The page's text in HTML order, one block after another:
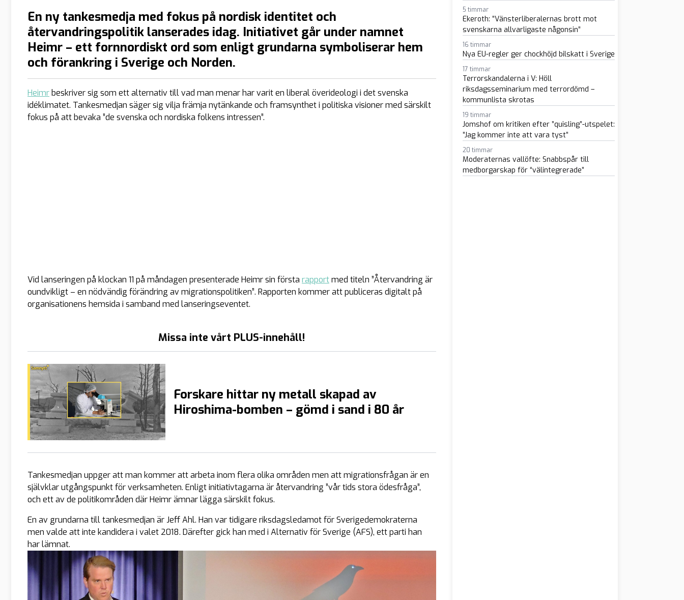
En ny tankesmedja med fokus på nordisk identitet och
återvandringspolitik lanserades idag. Initiativet går under namnet
Heimr – ett fornnordiskt ord som enligt grundarna symboliserar hem
och förankring i Sverige och Norden.
Heimrbeskriver sig som ett alternativ till vad man menar har varit en liberal överideologi i det svenska
idéklimatet. Tankesmedjan säger sig vilja främja nytänkande och framsynthet i politiska visioner med särskilt
fokus på att bevaka ”de svenska och nordiska folkens intressen”.
Vid lanseringen på klockan 11 på måndagen presenterade Heimr sin första rapportmed titeln ”Återvandring är
oundvikligt – en nödvändig förändring av migrationspolitiken”. Rapporten kommer att publiceras digitalt på
organisationens hemsida i samband med lanseringseventet.
Missa inte vårt PLUS-innehåll!
Forskare hittar ny metall skapad av
Hiroshima-bomben – gömd i sand i 80 år
Tankesmedjan uppger att man kommer att arbeta inom flera olika områden men att migrationsfrågan är en
självklar utgångspunkt för verksamheten. Enligt initiativtagarna är återvandring ”vår tids stora ödesfråga”,
och ett av de politikområden där Heimr ämnar lägga särskilt fokus.
En av grundarna till tankesmedjan är Jeff Ahl. Han var tidigare riksdagsledamot för Sverigedemokraterna
men valde att inte kandidera i valet 2018. Därefter gick han med i Alternativ för Sverige (AFS), ett parti han
har lämnat.
5 timmar
Ekeroth: ”Vänsterliberalernas brott mot
svenskarna allvarligaste någonsin”
16 timmar
Nya EU-regler ger chockhöjd bilskatt i Sverige
17 timmar
Terrorskandalerna i V: Höll
riksdagsseminarium med terrordömd –
kommunlista skrotas
19 timmar
Jomshof om kritiken efter ”quisling”-utspelet:
”Jag kommer inte att vara tyst”
20 timmar
Moderaternas vallöfte: Snabbspår till
medborgarskap för “välintegrerade”